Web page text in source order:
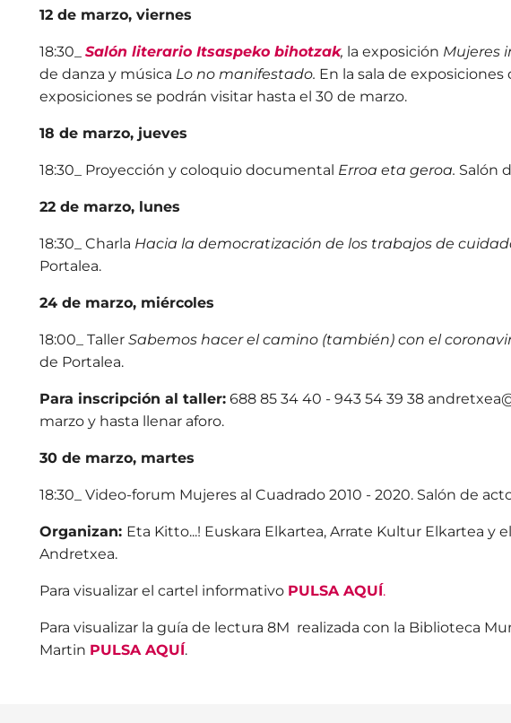
12 de marzo, viernes
18:30_ Salón literario Itsaspeko bihotzak, la exposición Mujeres
de danza y música Lo no manifestado. En la sala de exposiciones
exposiciones se podrán visitar hasta el 30 de marzo.
18 de marzo, jueves
18:30_ Proyección y coloquio documental Erroa eta geroa. Salón
22 de marzo, lunes
18:30_ Charla Hacia la democratización de los trabajos de
Portalea.
24 de marzo, miércoles
18:00_ Taller Sabemos hacer el camino (también) con el
de Portalea.
Para inscripción al taller: 688 85 34 40 - 943 54 39 38
marzo y hasta llenar aforo.
30 de marzo, martes
18:30_ Video-forum Mujeres al Cuadrado 2010 - 2020. Salón de
Organizan: Eta Kitto...! Euskara Elkartea, Arrate Kultur Elkartea y
Andretxea.
Para visualizar el cartel informativo PULSA AQUÍ.
Para visualizar la guía de lectura 8M realizada con la Biblioteca
Martin PULSA AQUÍ.